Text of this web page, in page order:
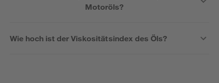
Motoröls?
Wie hoch ist der Viskositätsindex des Öls?